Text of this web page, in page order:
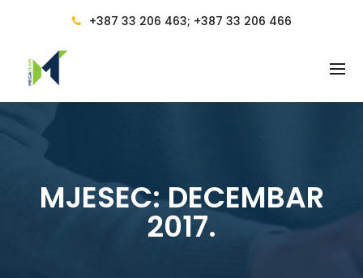
+387 33 206 463; +387 33 206 466
MJESEC:DECEMBAR
2017.
RAČUNOVODSTVENE USLUGE
RAČUNOVODSTVO
RAČUNOVODSTVENE USLUGE I
VOĐENJE RAČUNOVODSTVA
RAČUNOVOĐA I
RAČUNOVODSTVENO
SAVJETOVANJE